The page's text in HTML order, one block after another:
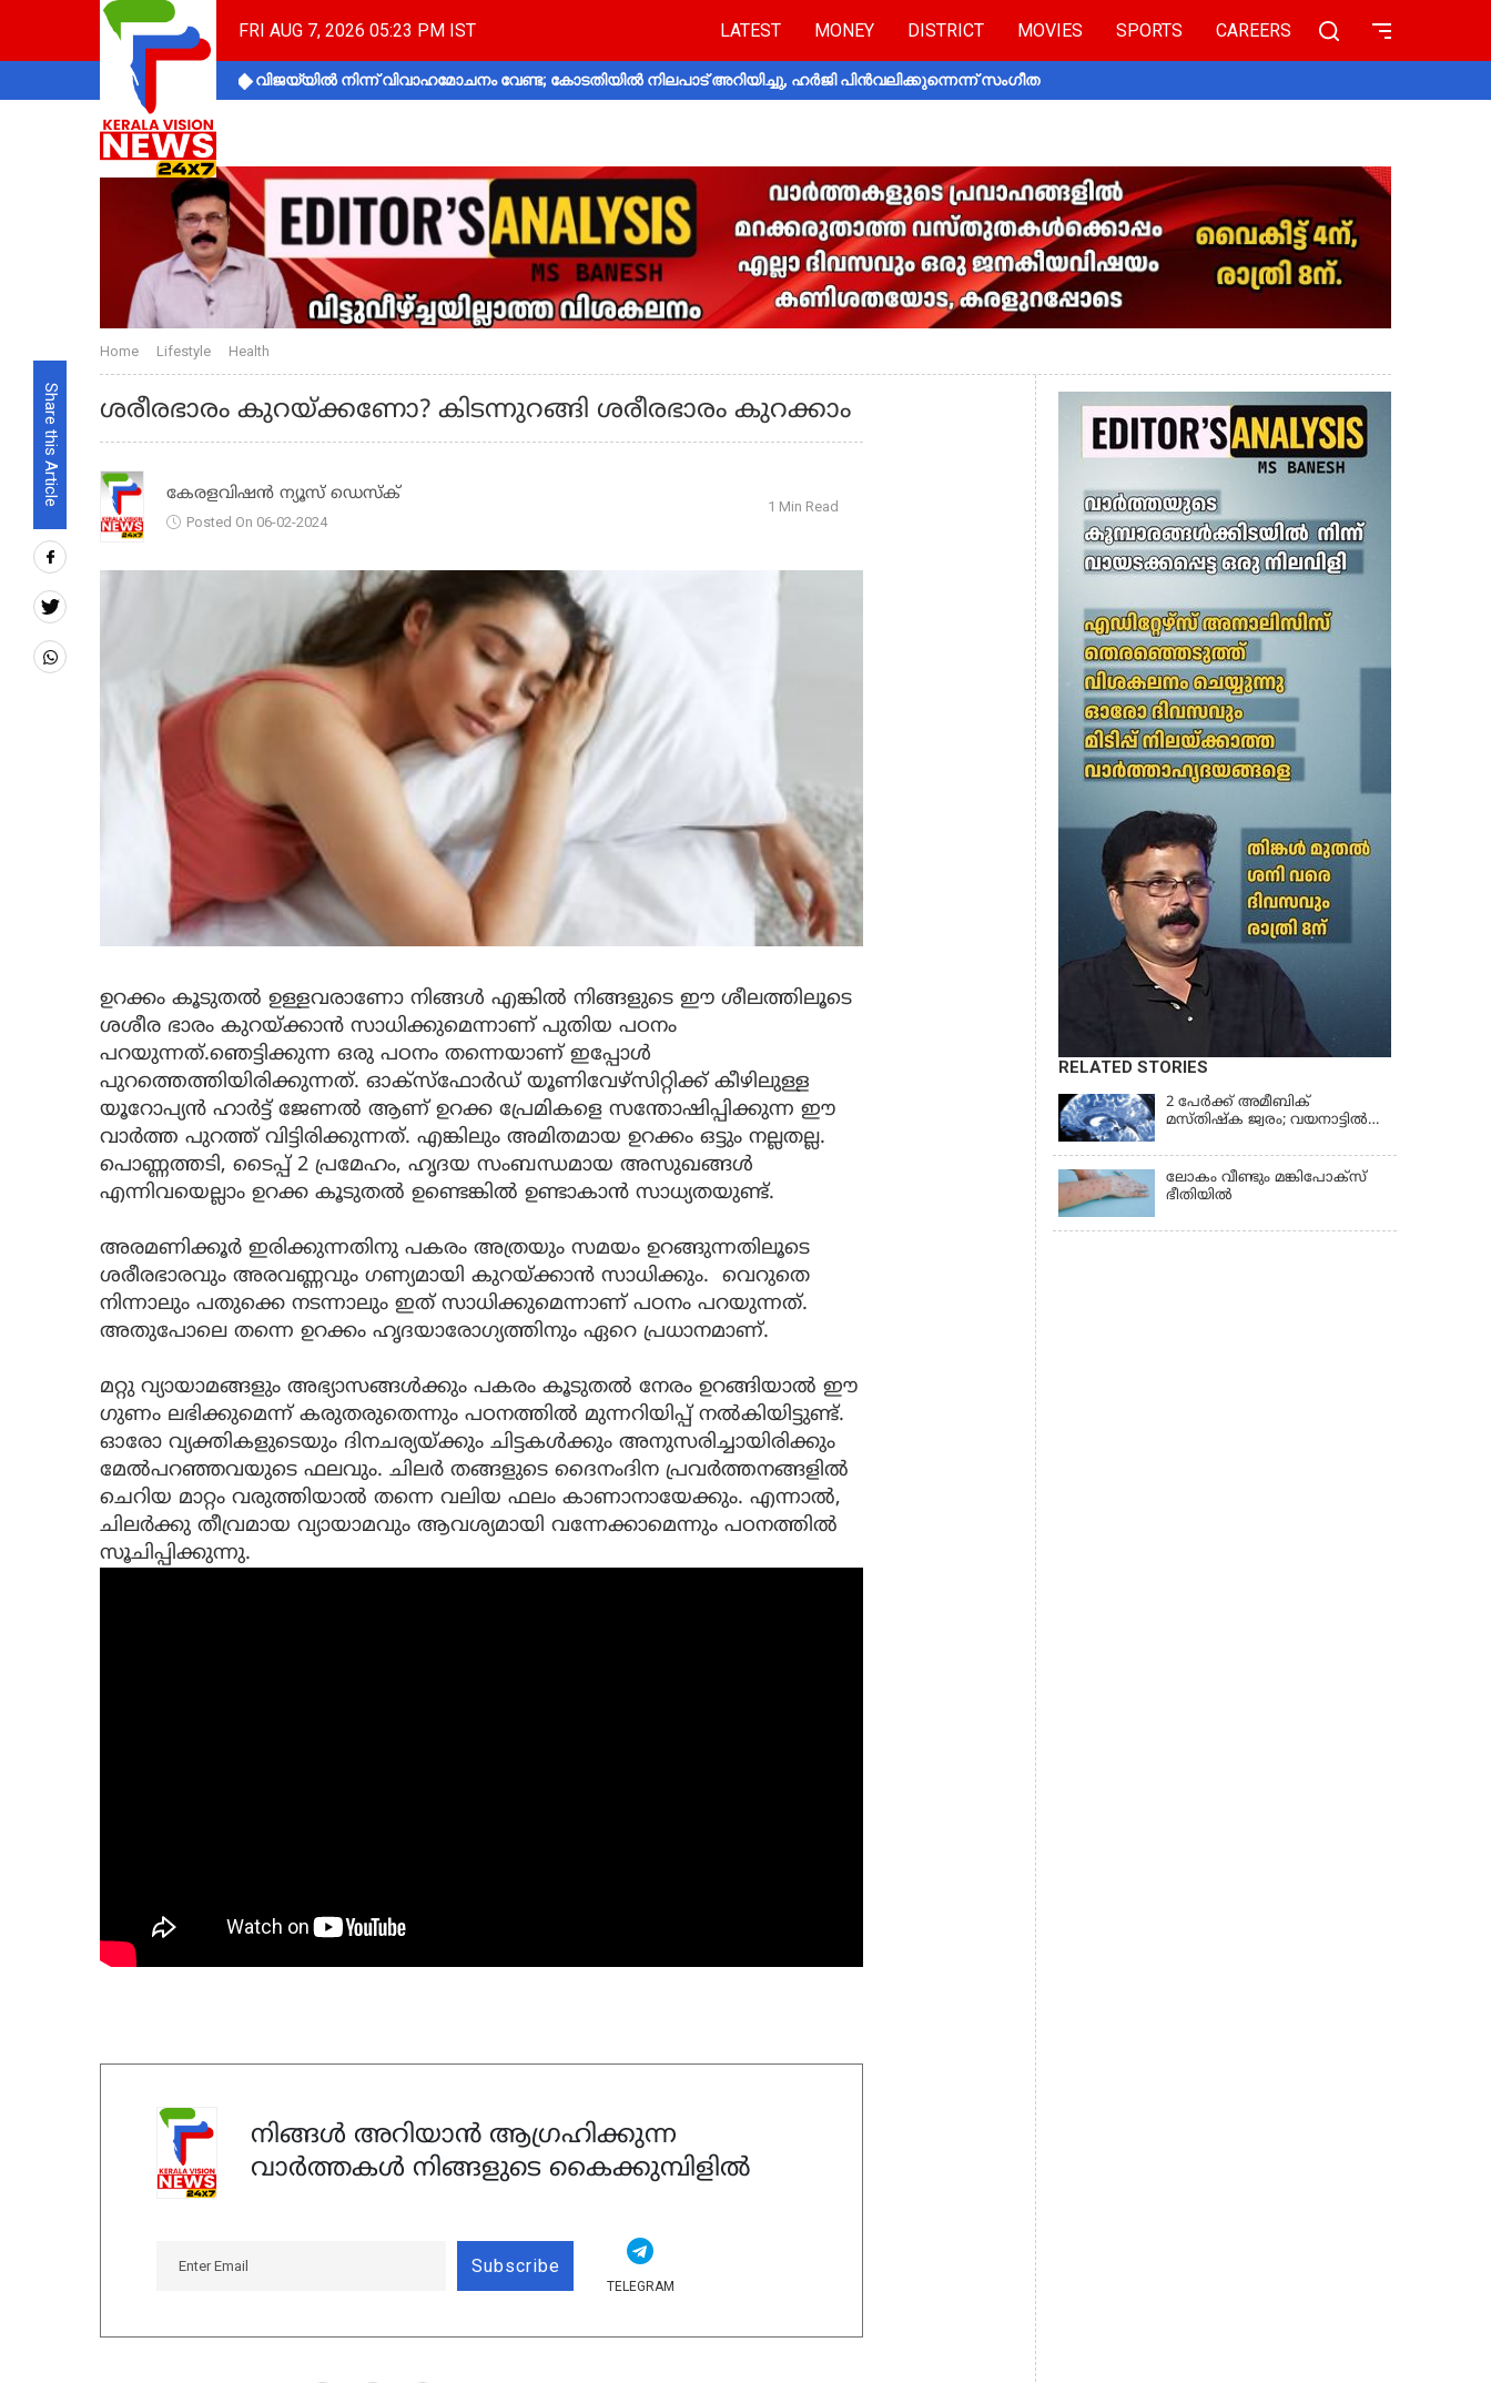
FRI AUG 7, 2026 05:23 PM IST LATEST MONEY DISTRICT MOVIES SPORTS CAREERS
വിജയ്‌യിൽ നിന്ന് വിവാഹമോചനം വേണ്ട; കോടതിയിൽ നിലപാട് അറിയിച്ചു, ഹർജി പിൻവലിക്കുന്നെന്ന് സംഗീത
Share this Article
Home Lifestyle Health
ശരീരഭാരം കുറയ്ക്കണോ? കിടന്നുറങ്ങി ശരീരഭാരം കുറക്കാം
കേരളവിഷൻ ന്യൂസ് ഡെസ്‌ക്
Posted On 06-02-2024
1 Min Read
ഉറക്കം കൂടുതല്‍ ഉള്ളവരാണോ നിങ്ങള്‍ എങ്കില്‍ നിങ്ങളുടെ ഈ ശീലത്തിലൂടെ
ശശീര ഭാരം കുറയ്ക്കാന്‍ സാധിക്കുമെന്നാണ് പുതിയ പഠനം
പറയുന്നത്.ഞെട്ടിക്കുന്ന ഒരു പഠനം തന്നെയാണ് ഇപ്പോള്‍
പുറത്തെത്തിയിരിക്കുന്നത്. ഓക്‌സ്‌ഫോര്‍ഡ് യൂണിവേഴ്‌സിറ്റിക്ക് കീഴിലുള്ള
യൂറോപ്യന്‍ ഹാര്‍ട്ട് ജേണല്‍ ആണ് ഉറക്ക പ്രേമികളെ സന്തോഷിപ്പിക്കുന്ന ഈ
വാര്‍ത്ത പുറത്ത് വിട്ടിരിക്കുന്നത്. എങ്കിലും അമിതമായ ഉറക്കം ഒട്ടും നല്ലതല്ല.
പൊണ്ണത്തടി, ടൈപ്പ് 2 പ്രമേഹം, ഹൃദയ സംബന്ധമായ അസുഖങ്ങള്‍
എന്നിവയെല്ലാം ഉറക്ക കൂടുതല്‍ ഉണ്ടെങ്കില്‍ ഉണ്ടാകാന്‍ സാധ്യതയുണ്ട്.
അരമണിക്കൂര്‍ ഇരിക്കുന്നതിനു പകരം അത്രയും സമയം ഉറങ്ങുന്നതിലൂടെ
ശരീരഭാരവും അരവണ്ണവും ഗണ്യമായി കുറയ്ക്കാന്‍ സാധിക്കും. വെറുതെ
നിന്നാലും പതുക്കെ നടന്നാലും ഇത് സാധിക്കുമെന്നാണ് പഠനം പറയുന്നത്.
അതുപോലെ തന്നെ ഉറക്കം ഹൃദയാരോഗ്യത്തിനും ഏറെ പ്രധാനമാണ്.
മറ്റു വ്യായാമങ്ങളും അഭ്യാസങ്ങള്‍ക്കും പകരം കൂടുതല്‍ നേരം ഉറങ്ങിയാല്‍ ഈ
ഗുണം ലഭിക്കുമെന്ന് കരുതരുതെന്നും പഠനത്തില്‍ മുന്നറിയിപ്പ് നല്‍കിയിട്ടുണ്ട്.
ഓരോ വ്യക്തികളുടെയും ദിനചര്യയ്ക്കും ചിട്ടകള്‍ക്കും അനുസരിച്ചായിരിക്കും
മേല്‍പറഞ്ഞവയുടെ ഫലവും. ചിലര്‍ തങ്ങളുടെ ദൈനംദിന പ്രവര്‍ത്തനങ്ങളില്‍
ചെറിയ മാറ്റം വരുത്തിയാല്‍ തന്നെ വലിയ ഫലം കാണാനായേക്കും. എന്നാല്‍,
ചിലര്‍ക്കു തീവ്രമായ വ്യായാമവും ആവശ്യമായി വന്നേക്കാമെന്നും പഠനത്തില്‍
സൂചിപ്പിക്കുന്നു.
നിങ്ങൾ അറിയാൻ ആഗ്രഹിക്കുന്ന
വാർത്തകൾ നിങ്ങളുടെ കൈക്കുമ്പിളിൽ
Subscribe
TELEGRAM
RELATED STORIES
2 പേർക്ക് അമീബിക്
മസ്തിഷ്ക ജ്വരം; വയനാട്ടിൽ
ആരോഗ്യവകുപ്പ്
ലോകം വീണ്ടും മങ്കിപോക്സ്
ഭീതിയിൽ